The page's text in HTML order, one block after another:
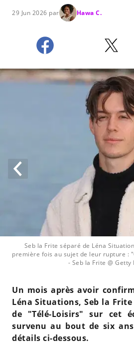
29 Jun 2026 par Hawa C.
Seb la Frite séparé de Léna
première fois au sujet de leur rupture :
- Seb la Frite @ Getty
Un mois après avoir
Léna Situations, Seb la
de "Télé-Loisirs" sur cet
survenu au bout de six
détails ci-dessous.